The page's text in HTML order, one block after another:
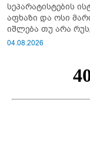
სეპარატისტების
აფხაზი და ოსი
იშლება თუ არა
სისტემა?!
04.08.2026